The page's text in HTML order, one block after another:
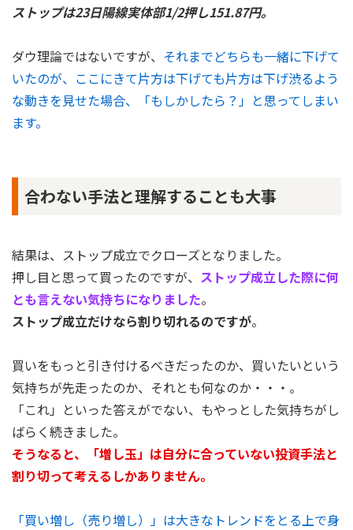
ストップは23日陽線実体部1/2押し151.87円。
ダウ理論ではないですが、 それまでどちらも一緒に下げて
いたのが、ここにきて片方は下げても片方は下げ渋るよう
な動きを見せた場合、「もしかしたら？」と思ってしまい
ます。
合わない手法と理解することも大事
結果は、ストップ成立でクローズとなりました。
押し目と思って買ったのですが、 ストップ成立した際に何
とも言えない気持ちになりました。
ストップ成立だけなら割り切れるのですが。
買いをもっと引き付けるべきだったのか、買いたいという
気持ちが先走ったのか、それとも何なのか・・・。
「これ」といった答えがでない、もやっとした気持ちがし
ばらく続きました。
そうなると、「増し玉」は自分に合っていない投資手法と
割り切って考えるしかありません。
「買い増し（売り増し）」は大きなトレンドをとる上で身